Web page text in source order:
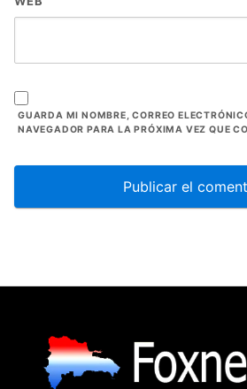
GUARDA MI NOMBRE, CORREO
NAVEGADOR PARA LA PRÓXIMA VEZ QUE